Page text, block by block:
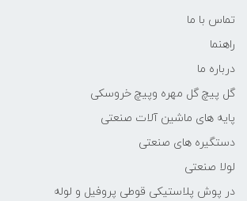
تماس با ما
راهنما
درباره ما
گل پیچ گل مهره وپیچ خروسکی
پایه های ماشین آلات صنعتی
دستگیره های صنعتی
لولا صنعتی
در پوش پلاستیکی قوطی پروفیل و لوله